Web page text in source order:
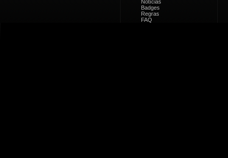
Notícias
Badges
Regras
FAQ